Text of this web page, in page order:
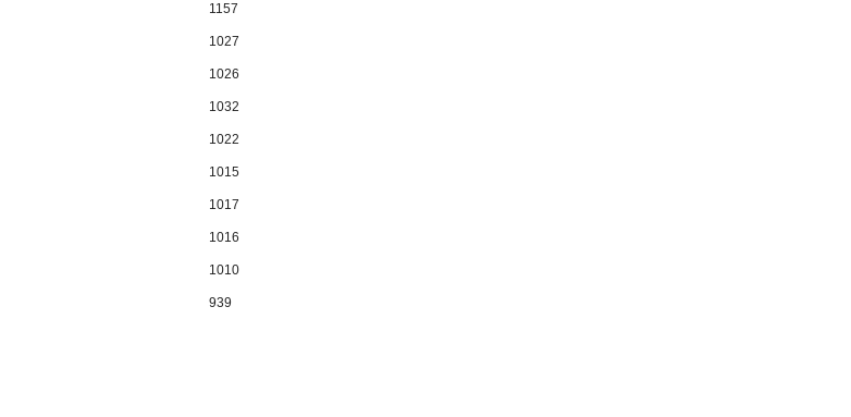
1157
1027
1026
1032
1022
1015
1017
1016
1010
939